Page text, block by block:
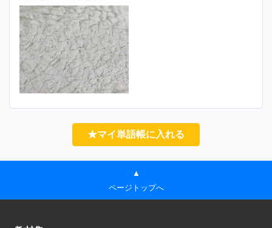
★マイ単語帳に入れる
▲
ページトップへ